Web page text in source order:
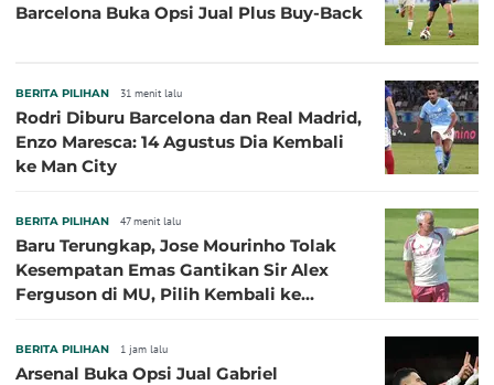
Barcelona Buka Opsi Jual Plus Buy-Back
BERITA PILIHAN 31 menit lalu
Rodri Diburu Barcelona dan Real Madrid,
Enzo Maresca: 14 Agustus Dia Kembali
ke Man City
BERITA PILIHAN 47 menit lalu
Baru Terungkap, Jose Mourinho Tolak
Kesempatan Emas Gantikan Sir Alex
Ferguson di MU, Pilih Kembali ke
BERITA PILIHAN 1 jam lalu
Arsenal Buka Opsi Jual Gabriel